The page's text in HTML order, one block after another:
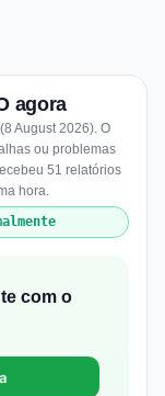
agora
August 2026). O
ou problemas
51 relatórios
hora.
com o